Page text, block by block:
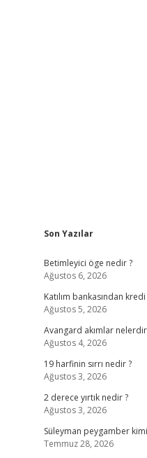
Sidebar
Son Yazılar
Betimleyici öge nedir ?
Ağustos 6, 2026
Katılım bankasından
Ağustos 5, 2026
Avangard akımlar nelerdir
Ağustos 4, 2026
19 harfinin sırrı nedir ?
Ağustos 3, 2026
2 derece yırtık nedir ?
Ağustos 3, 2026
Süleyman peygamber
Temmuz 28, 2026